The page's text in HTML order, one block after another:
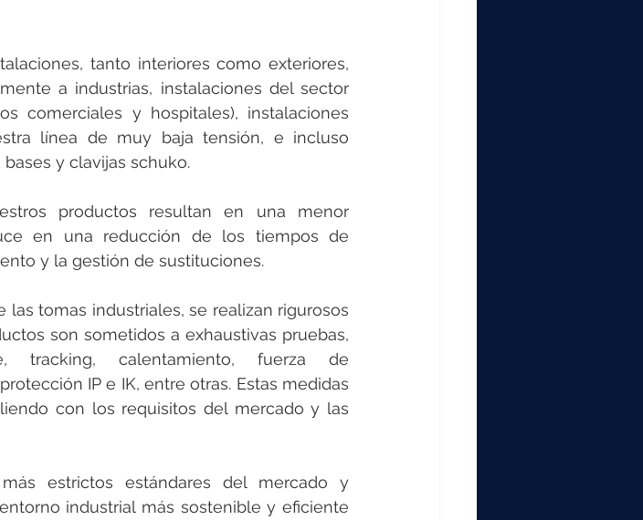
tanto interiores como exteriores,
a industrias, instalaciones del sector
comerciales y hospitales), instalaciones
línea de muy baja tensión, e incluso
y clavijas schuko.
productos resultan en una menor
en una reducción de los tiempos de
y la gestión de sustituciones.
tomas industriales, se realizan rigurosos
son sometidos a exhaustivas pruebas,
calentamiento, fuerza de
IP e IK, entre otras. Estas medidas
con los requisitos del mercado y las
estrictos estándares del mercado y
industrial más sostenible y eficiente